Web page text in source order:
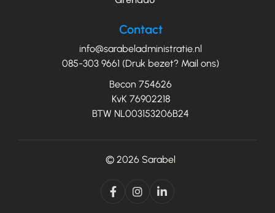
Contact
info@sarabeladministratie.nl
085-303 9661 (Druk bezet? Mail ons)
Becon 754626
KvK 76902218
BTW NL003153206B24
© 2026 Sarabel
  